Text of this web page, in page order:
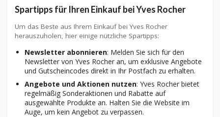
Spartipps für Ihren Einkauf bei Yves Rocher
Um das Beste aus Ihrem Einkauf bei Yves Rocher
herauszuholen, hier einige nützliche Spartipps:
Newsletter abonnieren: Melden Sie sich für den
Newsletter von Yves Rocher an, um exklusive Angebote
und Gutscheincodes direkt in Ihr Postfach zu erhalten.
Angebote und Aktionen nutzen: Yves Rocher bietet
regelmäßig Sonderaktionen und Rabatte auf
ausgewählte Produkte an. Halten Sie die Website im
Auge, um kein Angebot zu verpassen.